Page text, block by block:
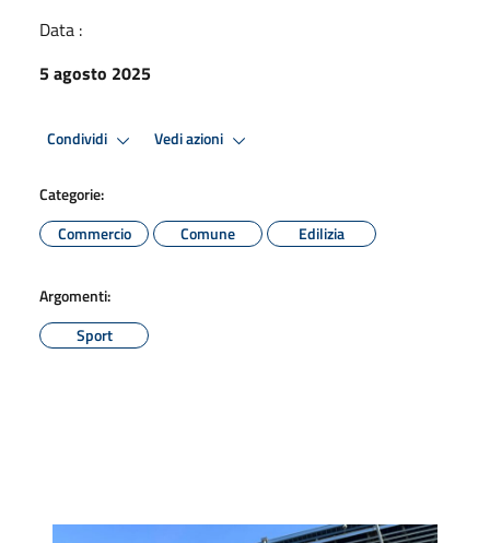
Data :
5 agosto 2025
Condividi Vedi azioni
Categorie:
Commercio
Comune Edilizia
Argomenti:
Sport